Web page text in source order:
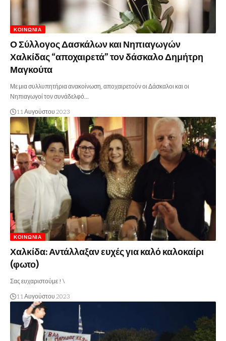
ΚΟΙΝΩΝΊΑ
Ο Σύλλογος Δασκάλων και Νηπιαγωγών
Χαλκίδας “αποχαιρετά” τον δάσκαλο Δημήτρη
Μαγκούτα
Με μια συλλυπητήρια ανακοίνωση, αποχαιρετούν οι Δάσκαλοι και οι
Νηπιαγωγοί τον συνάδελφό…
11 Αυγούστου 2023
ΚΟΙΝΩΝΊΑ
Χαλκίδα: Αντάλλαξαν ευχές για καλό καλοκαίρι
(φωτο)
Σας ευχαριστούμε ! \
11 Αυγούστου 2023